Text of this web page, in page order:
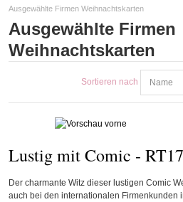
Ausgewählte Firmen Weihnachtskarten
Ausgewählte Firmen
Weihnachtskarten
Sortieren nach
Lustig mit Comic -
Der charmante Witz dieser lustigen Comic
auch bei den internationalen Firmenkunden